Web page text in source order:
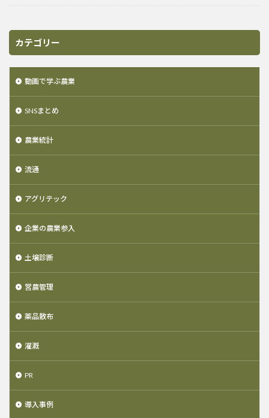
カテゴリー
動画で学ぶ農業
SNSまとめ
農業統計
流通
アグリテック
企業の農業参入
土壌診断
営農管理
薬品散布
灌漑
PR
導入事例